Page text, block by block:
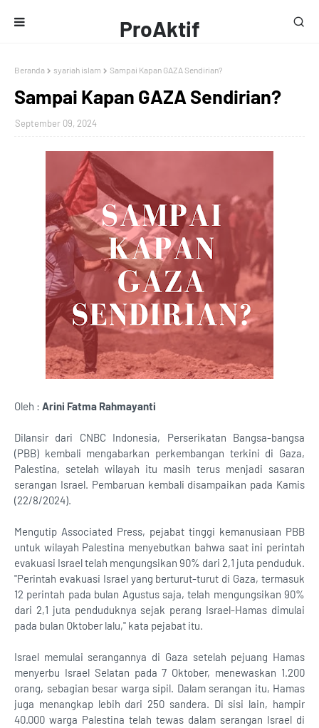
ProAktif
Media
Beranda syariah islam Sampai Kapan GAZA Sendirian?
Sampai Kapan GAZA Sendirian?
September 09, 2024
Oleh : Arini Fatma Rahmayanti
Dilansir dari CNBC Indonesia, Perserikatan Bangsa-bangsa
(PBB) kembali mengabarkan perkembangan terkini di Gaza,
Palestina, setelah wilayah itu masih terus menjadi sasaran
serangan Israel. Pembaruan kembali disampaikan pada Kamis
(22/8/2024).
Mengutip Associated Press, pejabat tinggi kemanusiaan PBB
untuk wilayah Palestina menyebutkan bahwa saat ini perintah
evakuasi Israel telah mengungsikan 90% dari 2,1 juta penduduk.
"Perintah evakuasi Israel yang berturut-turut di Gaza, termasuk
12 perintah pada bulan Agustus saja, telah mengungsikan 90%
dari 2,1 juta penduduknya sejak perang Israel-Hamas dimulai
pada bulan Oktober lalu," kata pejabat itu.
Israel memulai serangannya di Gaza setelah pejuang Hamas
menyerbu Israel Selatan pada 7 Oktober, menewaskan 1.200
orang, sebagian besar warga sipil. Dalam serangan itu, Hamas
juga menangkap lebih dari 250 sandera. Di sisi lain, hampir
40.000 warga Palestina telah tewas dalam serangan Israel di